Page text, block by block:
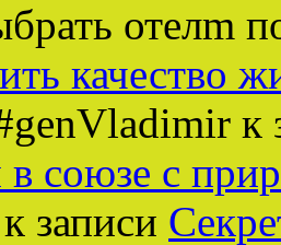
отелm
качество
к
союзе с
к записи